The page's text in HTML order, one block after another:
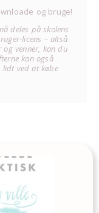
og bruge!
deles på skolens
licens – altså
og venner, kan du
kan også
lidt ved at købe